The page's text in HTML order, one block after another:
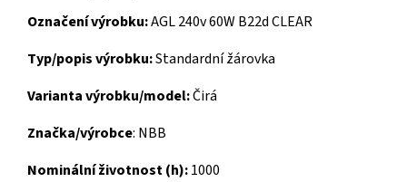
Označení výrobku:AGL 240v 60W B22d CLEAR
Typ/popis výrobku:Standardní žárovka
Varianta výrobku/model:Čirá
Značka/výrobce: NBB
Nominální životnost (h):1000